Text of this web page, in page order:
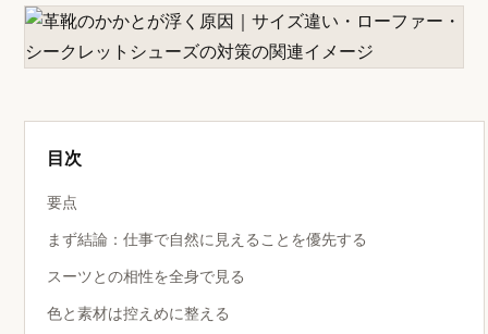
目次
要点
まず結論：仕事で自然に見えることを優先する
スーツとの相性を全身で見る
色と素材は控えめに整える